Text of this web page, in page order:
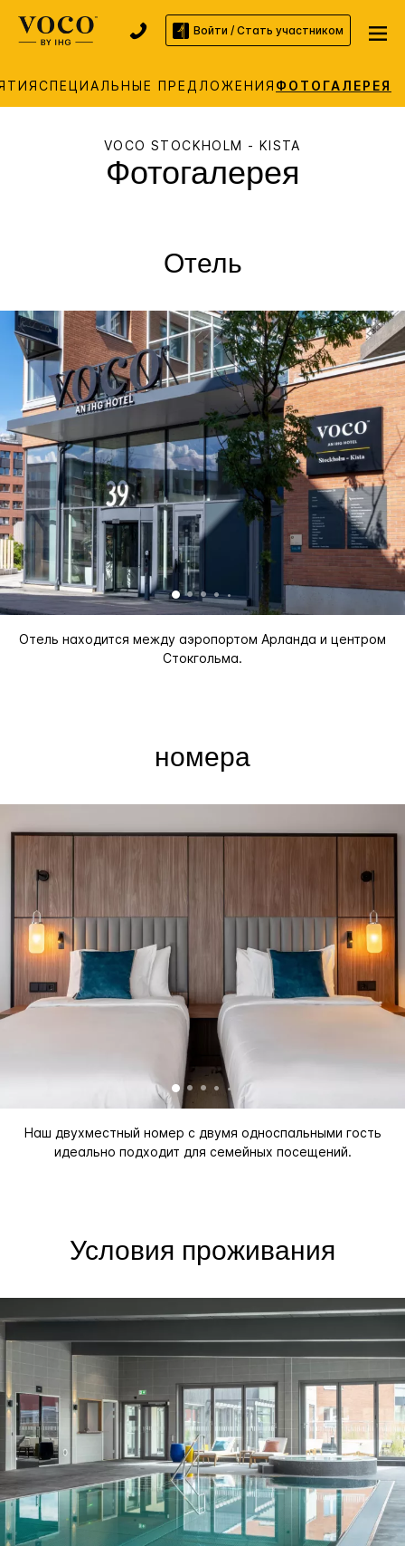
Войти / Стать участником
СПЕЦИАЛЬНЫЕ ПРЕДЛОЖЕНИЯ ФОТОГАЛЕРЕЯ
VOCO STOCKHOLM - KISTA
Фотогалерея
Отель
Отель находится между аэропортом Арланда и центром
Стокгольма.
номера
Наш двухместный номер с двумя односпальными гость
идеально подходит для семейных посещений.
Условия проживания